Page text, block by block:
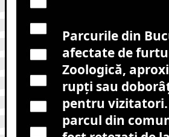
Parcurile din
afectate de
Zoologică,
rupți sau
pentru vizitatori.
parcul din